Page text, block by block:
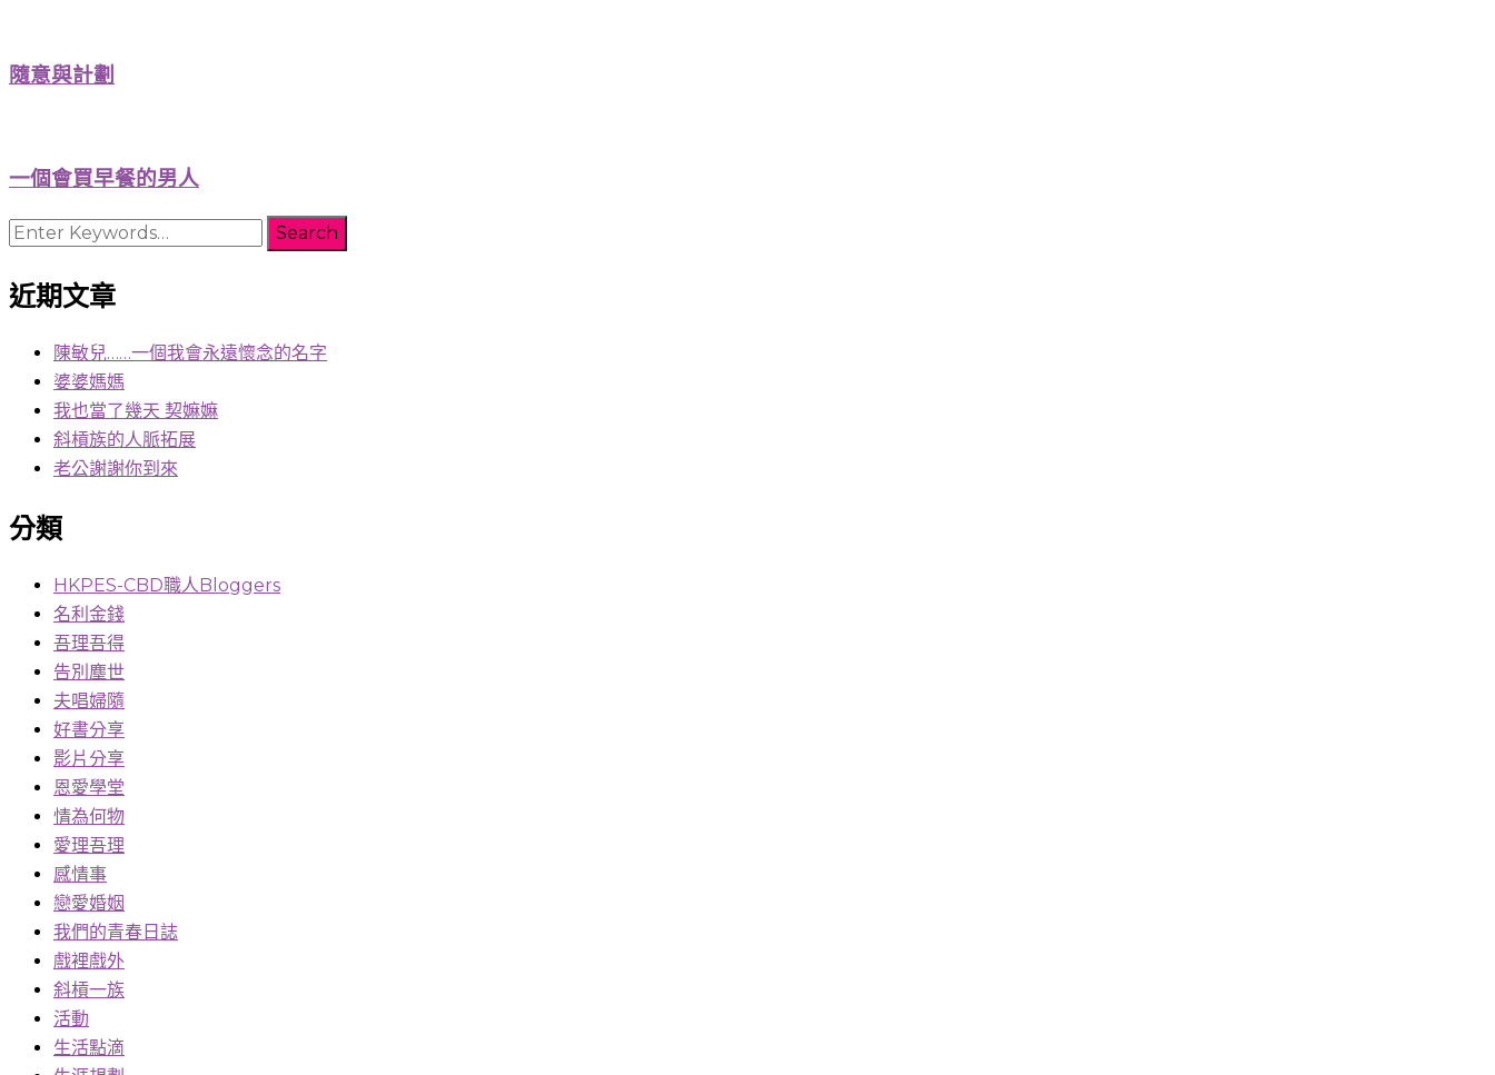
隨意與計劃
一個會買早餐的男人
Looking
Something?
近期文章
陳敏兒……一個我會永遠懷念的名字
婆婆媽媽
我也當了幾天 契嫲嫲
斜槓族的人脈拓展
老公謝謝你到來
分類
HKPES-CBD職人Bloggers
名利金錢
吾理吾得
告別塵世
夫唱婦隨
好書分享
影片分享
恩愛學堂
情為何物
愛理吾理
感情事
戀愛婚姻
我們的青春日誌
戲裡戲外
斜槓一族
活動
生活點滴